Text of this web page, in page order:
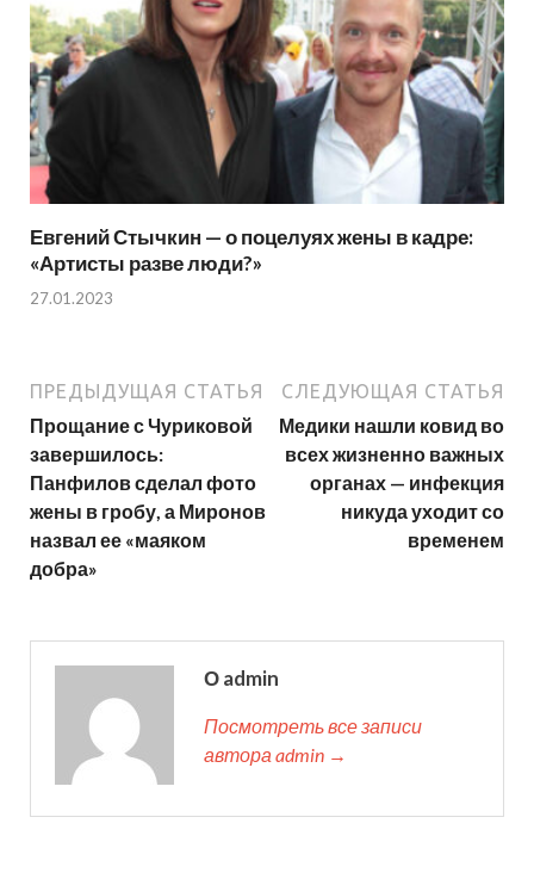
Евгений Стычкин — о поцелуях жены в кадре:
«Артисты разве люди?»
27.01.2023
ПРЕДЫДУЩАЯ СТАТЬЯ
Прощание с Чуриковой
завершилось:
Панфилов сделал фото
жены в гробу, а Миронов
назвал ее «маяком
добра»
СЛЕДУЮЩАЯ СТАТЬЯ
Медики нашли ковид во
всех жизненно важных
органах — инфекция
никуда уходит со
временем
О admin
Посмотреть все записи
автора admin →